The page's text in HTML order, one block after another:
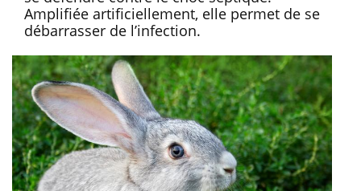
Amplifiée artificiellement, elle permet de se
débarrasser de l’infection.